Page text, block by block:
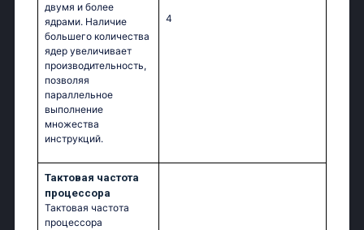
двумя и более
ядрами. Наличие
большего количества
ядер увеличивает
производительность,
позволяя
параллельное
выполнение
множества
инструкций.
4
Тактовая частота
процессора
Тактовая частота
процессора